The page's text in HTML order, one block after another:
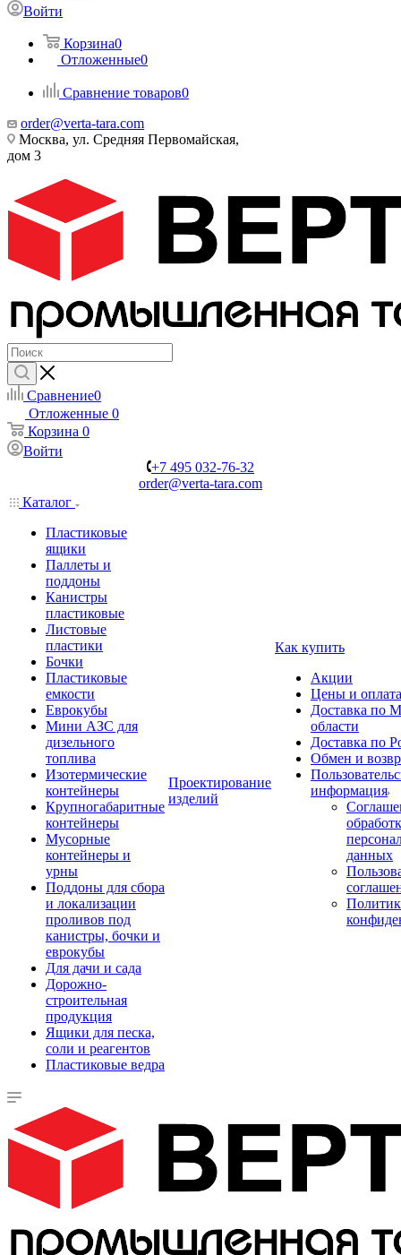
Войти
Корзина0
Отложенные0
Сравнение товаров0
order@verta-tara.com
Москва, ул. Средняя Первомайская,
дом 3
Сравнение0
Отложенные 0
Корзина 0
Войти
+7 495 032-76-32
order@verta-tara.com
Каталог
Пластиковые
ящики
Паллеты и
поддоны
Канистры
пластиковые
Листовые
пластики
Бочки
Пластиковые
емкости
Еврокубы
Мини АЗС для
дизельного
топлива
Изотермические
контейнеры
Крупногабаритные
контейнеры
Мусорные
контейнеры и
урны
Поддоны для сбора
и локализации
проливов под
канистры, бочки и
еврокубы
Для дачи и сада
Дорожно-
строительная
продукция
Ящики для песка,
соли и реагентов
Пластиковые ведра
Проектирование
изделий
Как купить
Акции
Цены и оплата
Доставка по
области
Доставка по
Обмен и
информация
данных